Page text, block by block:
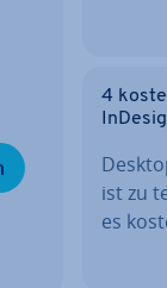
4
ist zu
es